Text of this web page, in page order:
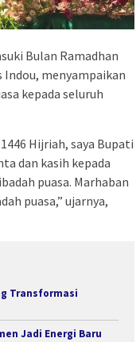
Bulan Ramadhan
Indou, menyampaikan
kepada seluruh
Hijriah, saya Bupati
dan kasih kepada
puasa. Marhaban
puasa,” ujarnya,
Transformasi
Jadi Energi Baru